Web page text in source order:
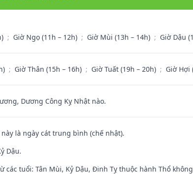
; Giờ Ngọ (11h – 12h) ; Giờ Mùi (13h – 14h) ; Giờ Dậu
; Giờ Thân (15h – 16h) ; Giờ Tuất (19h – 20h) ; Giờ Hợi
Dương Công Kỵ Nhật nào.
là ngày cát trung bình (chế nhật).
Dậu.
tuổi: Tân Mùi, Kỷ Dậu, Đinh Tỵ thuộc hành Thổ